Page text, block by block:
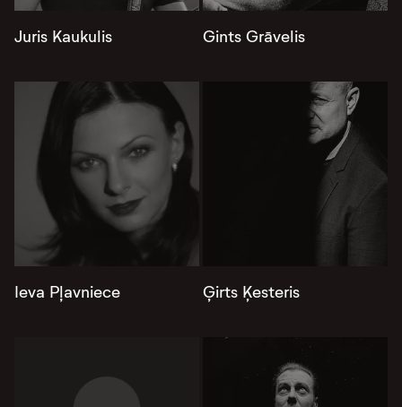
Juris Kaukulis Gints Grāvelis
Ieva Pļavniece Ģirts Ķesteris